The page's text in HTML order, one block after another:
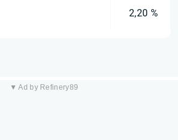
2,20 %
▼ Ad by Refinery89